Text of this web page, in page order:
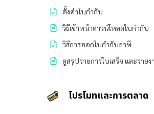
ตั้งค่าใบกำกับ
วิธีเข้าหน้าดาวน์โหลดใบกำกับ
วิธีการออกใบกำกับภาษี
ดูสรุปรายการใบเสร็จ และราย
โปรโมทและการตลาด